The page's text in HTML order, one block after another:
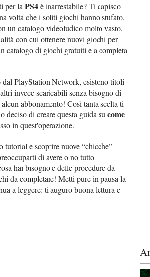
per la PS4è inarrestabile? Ti capisco
volta che i soliti giochi hanno stufato,
un catalogo videoludico molto vasto,
con cui ottenere nuovi giochi per
catalogo di giochi gratuiti e a completa
PlayStation Network, esistono titoli
invece scaricabili senza bisogno di
abbonamento! Così tanta scelta ti
deciso di creare questa guida su come
in quest'operazione.
e scoprire nuove “chicche”
di avere o no tutto
hai bisogno e delle procedure da
da completare! Metti pure in pausa la
a leggere: ti auguro buona lettura e